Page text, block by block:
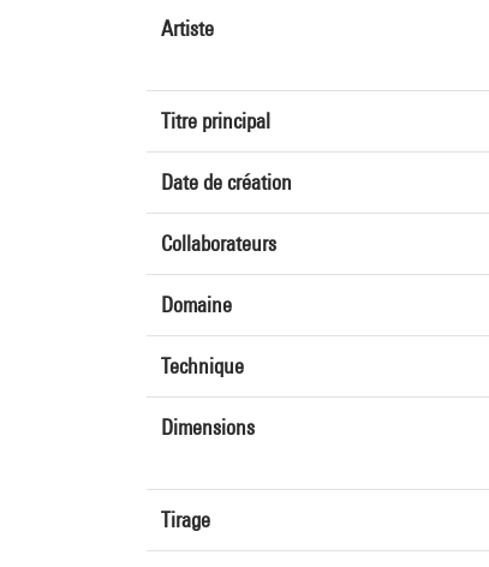
Artiste
Titre principal
Date de création
Collaborateurs
Domaine
Technique
Dimensions
Tirage